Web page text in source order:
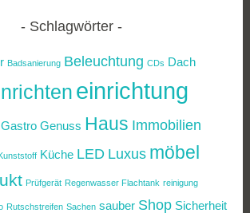
Schlagwörter
Badsanierung Beleuchtung CDs Dach
einrichtung
Gastro Genuss Haus Immobilien
Küche LED Luxus möbel
Prüfgerät Regenwasser Flachtank reinigung
Rutschstreifen Sachen sauber Shop Sicherheit